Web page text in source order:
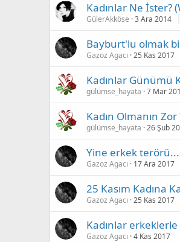
Kadınlar Ne İster?
GülerAkköse 3 Ara 2014
Bayburt'lu olmak
Gazoz Agacı 25 Kas 2017
Kadınlar Günümü
gülümse_hayata 7 Mar
Kadın Olmanın Zor
gülümse_hayata 26 Şub
Yine erkek terörü...
Gazoz Agacı 17 Ara 2017
25 Kasım Kadına
Gazoz Agacı 25 Kas 2017
Kadınlar
Gazoz Agacı 4 Kas 2017